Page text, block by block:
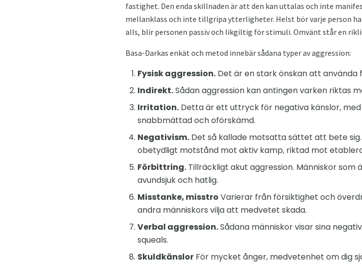
fastighet. Den enda skillnaden är att den kan uttalas och inte
mellanklass och inte tillgripa ytterligheter. Helst bör varje person ha
alls, blir personen passiv och likgiltig för stimuli. Omvänt står en
Basa-Darkas enkät och metod innebär sådana typer av aggression:
Fysisk aggression. Det är en stark önskan att använda
Indirekt.Sådan aggression kan antingen varken riktas
Irritation. Detta är ett uttryck för negativa känslor,
snabbmättad och oförskämd.
Negativism. Det så kallade motsatta sättet att bete
obetydligt motstånd mot aktiv kamp, ​​riktad mot
Förbittring. Tillräckligt akut aggression. Människor
avundsjuk och hatlig.
Misstanke, misstro Varierar från försiktighet och
andra människors vilja att medvetet skada.
Verbal aggression.Sådana människor visar sina
squeals.
Skuldkänslor För mycket ånger, medvetenhet om dig